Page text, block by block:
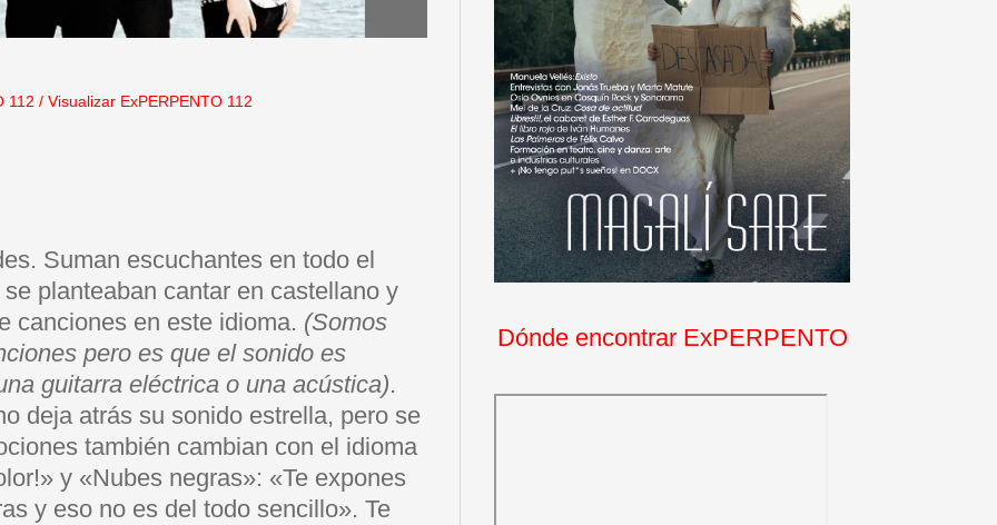
112 / Visualizar ExPERPENTO 112
Suman escuchantes en todo el
planteaban cantar en castellano y
canciones en este idioma. (Somos
pero es que el sonido es
guitarra eléctrica o una acústica).
deja atrás su sonido estrella, pero se
también cambian con el idioma
y «Nubes negras»: «Te expones
y eso no es del todo sencillo». Te
Dónde encontrar ExPERPENTO